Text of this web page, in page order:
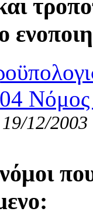
12/2003